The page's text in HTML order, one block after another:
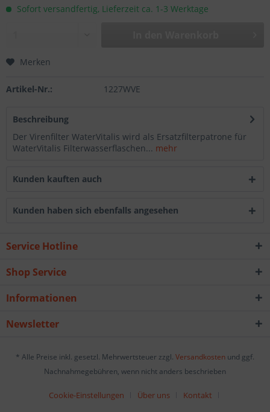
Sofort versandfertig, Lieferzeit ca. 1-3 Werktage
Merken
Artikel-Nr.: 1227WVE
Beschreibung
Der Virenfilter WaterVitalis wird als Ersatzfilterpatrone für
WaterVitalis Filterwasserflaschen... mehr
Kunden kauften auch
Kunden haben sich ebenfalls angesehen
Service Hotline
Shop Service
Informationen
Newsletter
* Alle Preise inkl. gesetzl. Mehrwertsteuer zzgl. Versandkosten und ggf.
Nachnahmegebühren, wenn nicht anders beschrieben
Cookie-Einstellungen Über uns
Kontakt